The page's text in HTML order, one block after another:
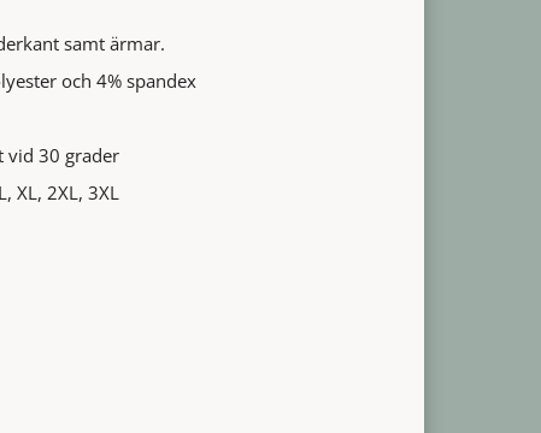
samt ärmar.
och 4% spandex
vid 30 grader
XL, 2XL, 3XL